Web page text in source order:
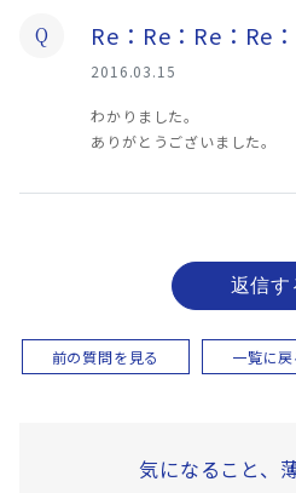
Q Re：Re：Re：Re
2016.03.15
わかりました。
ありがとうございました。
返信す
前の質問を見る 一覧に戻
気になること、